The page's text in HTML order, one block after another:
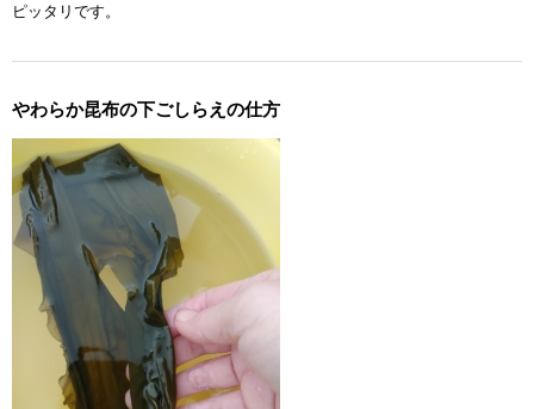
ピッタリです。
やわらか昆布の下ごしらえの仕方